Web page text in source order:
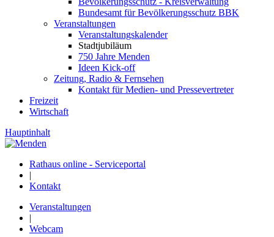
Bundesamt für Bevölkerungsschutz BBK
Veranstaltungen
Veranstaltungskalender
Stadtjubiläum
750 Jahre Menden
Ideen Kick-off
Zeitung, Radio & Fernsehen
Kontakt für Medien- und Pressevertreter
Freizeit
Wirtschaft
Hauptinhalt
Rathaus online - Serviceportal
|
Kontakt
Veranstaltungen
|
Webcam